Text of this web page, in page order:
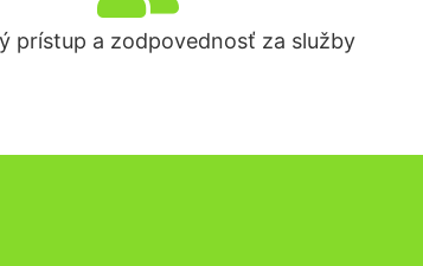
prístup a zodpovednosť za služby